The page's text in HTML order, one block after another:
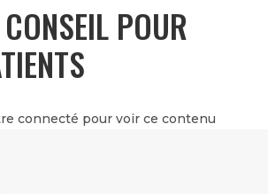
POUR
connecté pour voir ce contenu